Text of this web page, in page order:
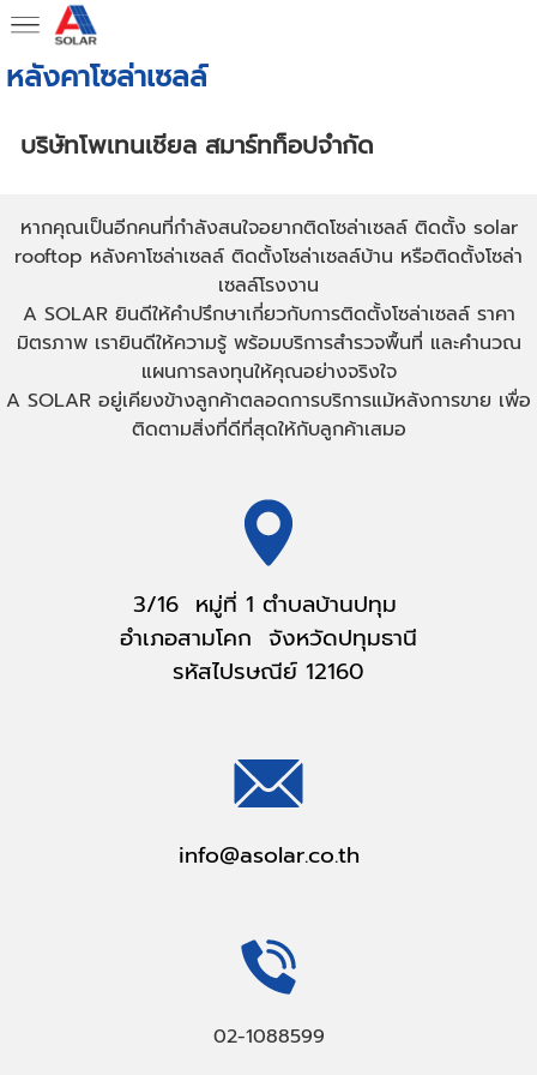
หลังคาโซล่าเซลล์
บริษัทโพเทนเชียล สมาร์ทท็อปจำกัด
หากคุณเป็นอีกคนที่กำลังสนใจอยากติดโซล่าเซลล์ ติดตั้ง solar
rooftop หลังคาโซล่าเซลล์ ติดตั้งโซล่าเซลล์บ้าน หรือติดตั้งโซล่า
เซลล์โรงงาน
A SOLAR ยินดีให้คำปรึกษาเกี่ยวกับการติดตั้งโซล่าเซลล์ ราคา
มิตรภาพ เรายินดีให้ความรู้ พร้อมบริการสำรวจพื้นที่ และคำนวณ
แผนการลงทุนให้คุณอย่างจริงใจ
A SOLAR อยู่เคียงข้างลูกค้าตลอดการบริการแม้หลังการขาย เพื่อ
ติดตามสิ่งที่ดีที่สุดให้กับลูกค้าเสมอ
3/16 หมู่ที่ 1 ตำบลบ้านปทุม
อำเภอสามโคก จังหวัดปทุมธานี
รหัสไปรษณีย์ 12160
info@asolar.co.th
02-1088599